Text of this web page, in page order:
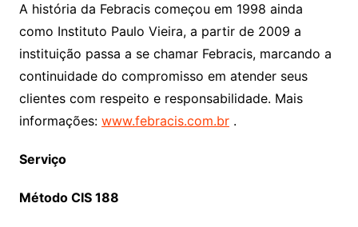
A história da Febracis começou em 1998 ainda
como Instituto Paulo Vieira, a partir de 2009 a
instituição passa a se chamar Febracis, marcando a
continuidade do compromisso em atender seus
clientes com respeito e responsabilidade. Mais
informações: www.febracis.com.br.
Serviço
Método CIS 188